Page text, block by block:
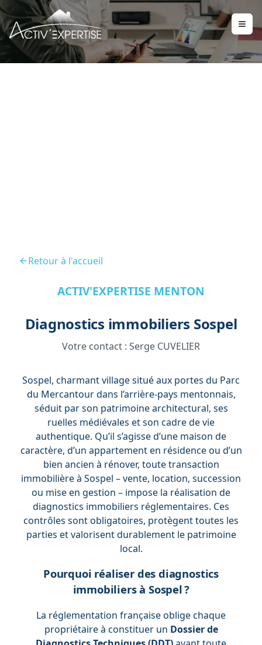
Retour à l'accueil
ACTIV'EXPERTISE MENTON
Diagnostics immobiliers Sospel
Votre contact : Serge CUVELIER
Sospel, charmant village situé aux portes du Parc
du Mercantour dans l’arrière-pays mentonnais,
séduit par son patrimoine architectural, ses
ruelles médiévales et son cadre de vie
authentique. Qu’il s’agisse d’une maison de
caractère, d’un appartement en résidence ou d’un
bien ancien à rénover, toute transaction
immobilière à Sospel – vente, location, succession
ou mise en gestion – impose la réalisation de
diagnostics immobiliers réglementaires. Ces
contrôles sont obligatoires, protègent toutes les
parties et valorisent durablement le patrimoine
local.
Pourquoi réaliser des diagnostics
immobiliers à Sospel ?
La réglementation française oblige chaque
propriétaire à constituer un Dossier de